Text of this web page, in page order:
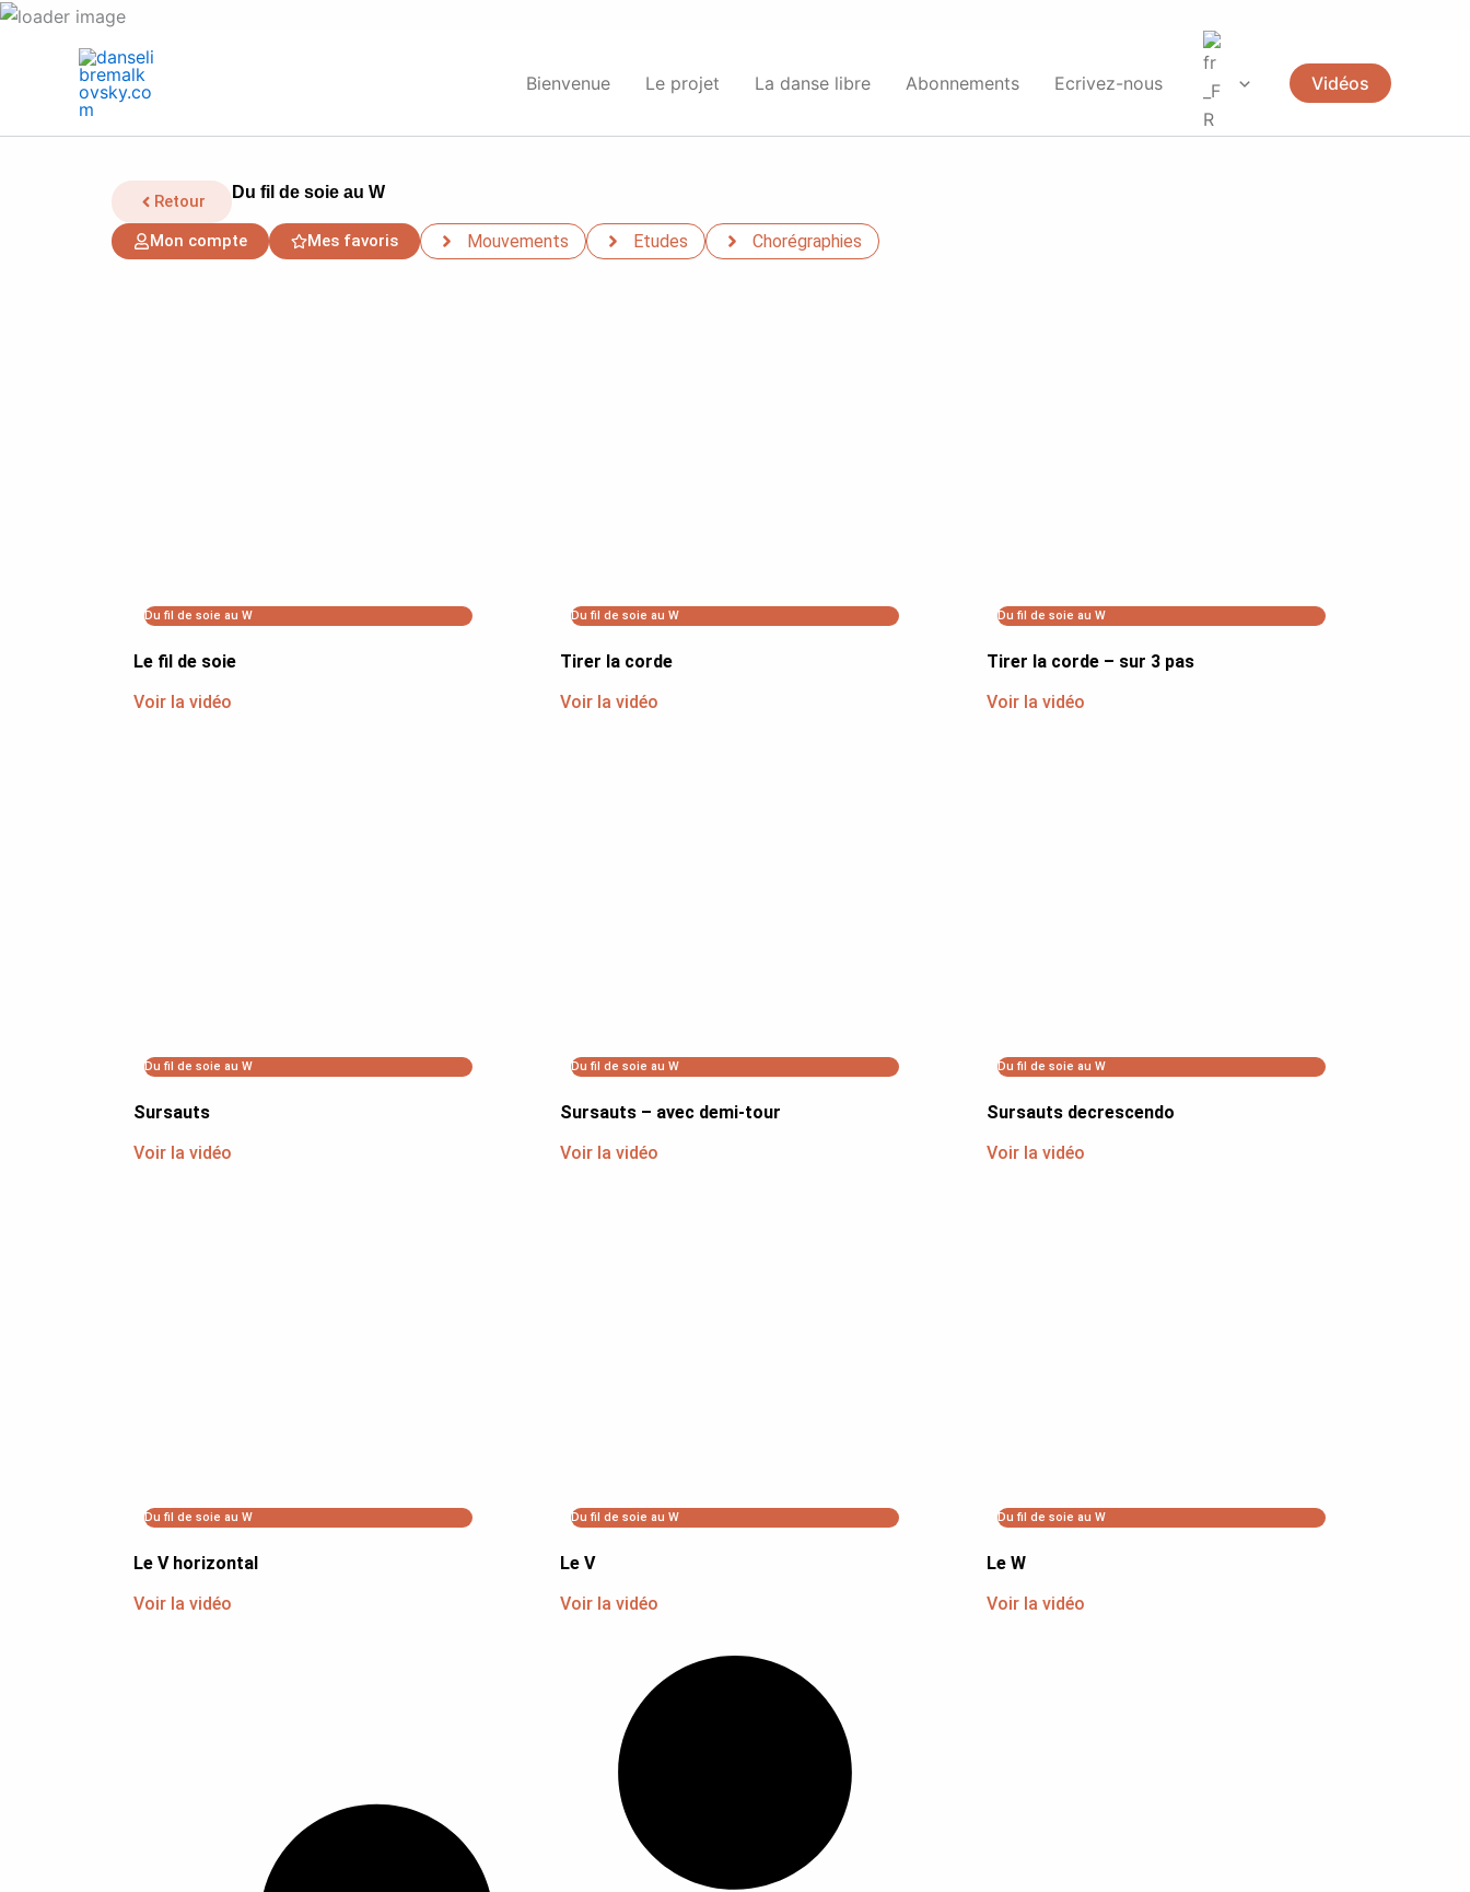
Aller
Bienvenue Le projet La danse libre Abonnements Ecrivez-nous Vidéos
Retour Du fil de soie au W
Mon compte Mes favoris Mouvements Etudes Chorégraphies
Du fil de soie au W
Le fil de soie
Voir la vidéo
Du fil de soie au W
Tirer la corde
Voir la vidéo
Du fil de soie au W
Tirer la corde – sur 3 pas
Voir la vidéo
Du fil de soie au W
Sursauts
Voir la vidéo
Du fil de soie au W
Sursauts – avec demi-tour
Voir la vidéo
Du fil de soie au W
Sursauts decrescendo
Voir la vidéo
Du fil de soie au W
Le V horizontal
Voir la vidéo
Du fil de soie au W
Le V
Voir la vidéo
Du fil de soie au W
Le W
Voir la vidéo